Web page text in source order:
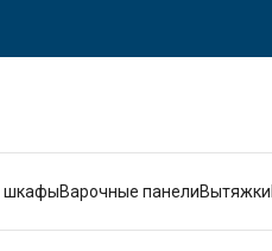
шкафыВарочные панелиВытяжки